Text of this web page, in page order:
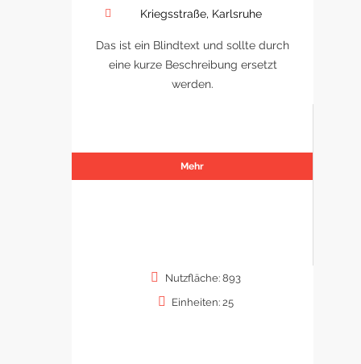
Kriegsstraße, Karlsruhe
Das ist ein Blindtext und sollte durch
eine kurze Beschreibung ersetzt
werden.
Mehr
Nutzfläche: 893
Einheiten: 25